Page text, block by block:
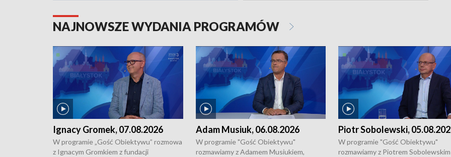
NAJNOWSZE WYDANIA PROGRAMÓW
Ignacy Gromek, 07.08.2026
W programie „Gość Obiektywu” rozmowa
z Ignacym Gromkiem z fundacji
Adam Musiuk, 06.08.2026
W programie "Gość Obiektywu"
rozmawiamy z Adamem Musiukiem,
Piotr Sobolewski,
W programie "Gość Obiektywu"
rozmawiamy z Piotrem